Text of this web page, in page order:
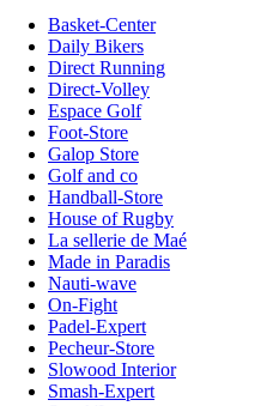
Basket-Center
Daily Bikers
Direct Running
Direct-Volley
Espace Golf
Foot-Store
Galop Store
Golf and co
Handball-Store
House of Rugby
La sellerie de Maé
Made in Paradis
Nauti-wave
On-Fight
Padel-Expert
Pecheur-Store
Slowood Interior
Smash-Expert